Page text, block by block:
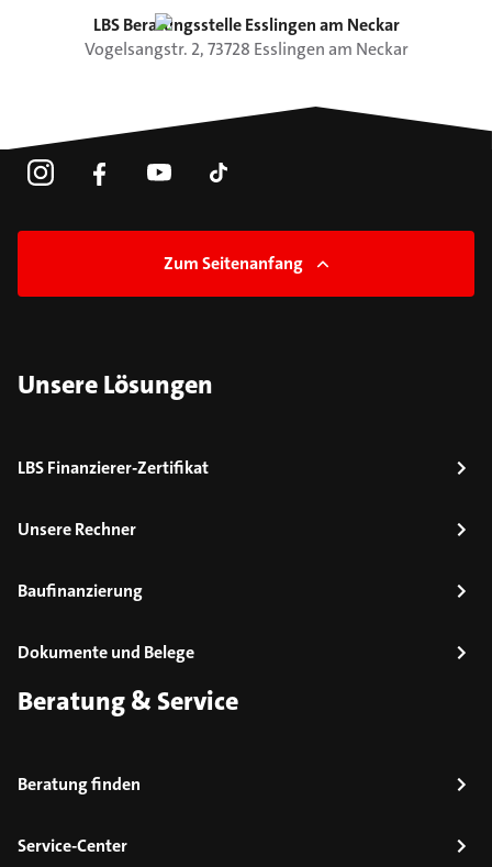
LBS Beratungsstelle Esslingen am Neckar
Vogelsangstr. 2,73728 Esslingen am Neckar
Zum Seitenanfang
Unsere Lösungen
LBS Finanzierer-Zertifikat
Unsere Rechner
Baufinanzierung
Dokumente und Belege
Beratung & Service
Beratung finden
Service-Center